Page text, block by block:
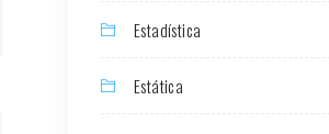
Estadística
Estática